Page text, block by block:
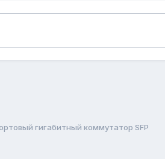
гигабитный коммутатор SFP